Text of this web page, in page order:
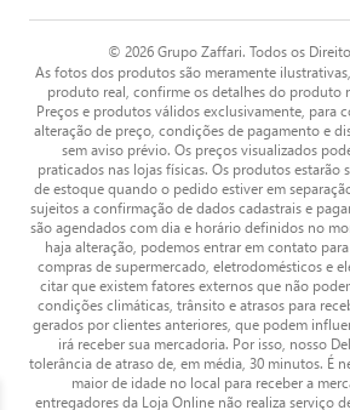
© 2026 Grupo Zaffari. Todos os
As fotos dos produtos são meramente
produto real, confirme os detalhes do produto
Preços e produtos válidos exclusivamente, para
alteração de preço, condições de pagamento e
sem aviso prévio. Os preços visualizados
praticados nas lojas físicas. Os produtos
de estoque quando o pedido estiver em
sujeitos a confirmação de dados cadastrais e
são agendados com dia e horário definidos no
haja alteração, podemos entrar em contato
compras de supermercado, eletrodomésticos e
citar que existem fatores externos que não
condições climáticas, trânsito e atrasos para
gerados por clientes anteriores, que podem
irá receber sua mercadoria. Por isso, nosso
tolerância de atraso de, em média, 30 minutos. É
maior de idade no local para receber a
entregadores da Loja Online não realiza serviço